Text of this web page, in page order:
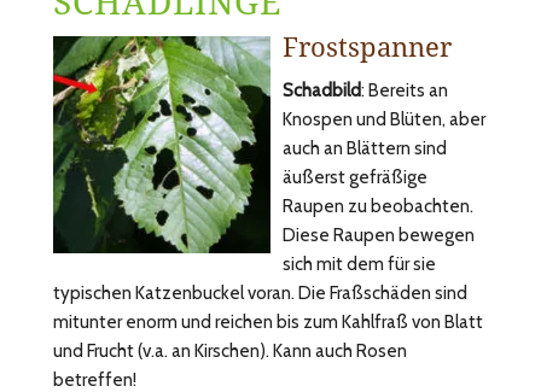
Frostspanner
Schadbild: Bereits an
Knospen und Blüten, aber
auch an Blättern sind
äußerst gefräßige
Raupen zu beobachten.
Diese Raupen bewegen
sich mit dem für sie
typischen Katzenbuckel voran. Die Fraßschäden sind
mitunter enorm und reichen bis zum Kahlfraß von Blatt
und Frucht (v.a. an Kirschen). Kann auch Rosen
betreffen!